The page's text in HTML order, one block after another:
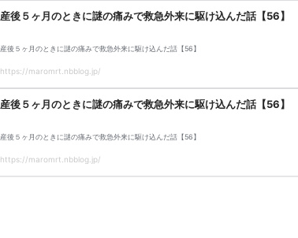
産後５ヶ月のときに謎の痛みで救急外来に駆け込んだ話【56】
産後５ヶ月のときに謎の痛みで救急外来に駆け込んだ話【56】
https://maromrt.nbblog.jp/
産後５ヶ月のときに謎の痛みで救急外来に駆け込んだ話【56】
産後５ヶ月のときに謎の痛みで救急外来に駆け込んだ話【56】
https://maromrt.nbblog.jp/